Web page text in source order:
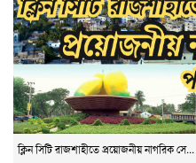
ক্লিন সিটি রাজশাহীতে প্রয়োজনীয় নাগরিক সে...